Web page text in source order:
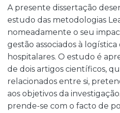
A presente dissertação
estudo das metodologias
nomeadamente o seu
gestão associados à
hospitalares. O estudo é
de dois artigos científicos,
relacionados entre si,
aos objetivos da
prende-se com o facto de